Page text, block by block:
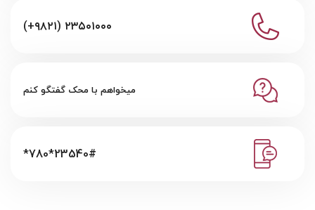
(+۹۸۲۱) ۲۳۵۰۱۰۰۰
میخواهم با محک گفتگو کنم
*780*23540#